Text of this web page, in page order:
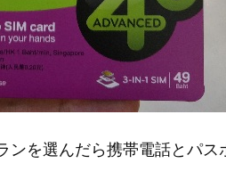
を選んだら携帯電話とパス